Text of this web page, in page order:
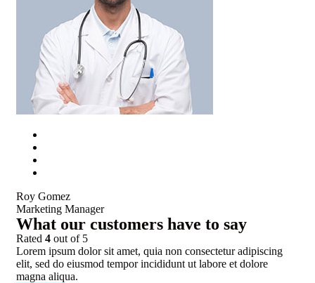
Roy Gomez
Marketing Manager
What our customers have to say
Rated 4 out of 5
Lorem ipsum dolor sit amet, quia non consectetur adipiscing
elit, sed do eiusmod tempor incididunt ut labore et dolore
magna aliqua.